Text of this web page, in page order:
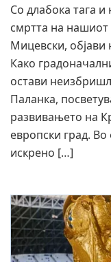
Со длабока тага
смртта на нашиот
Мицевски, објави
Како
остави
Паланка,
развивањето на
европски град.
искрено […]